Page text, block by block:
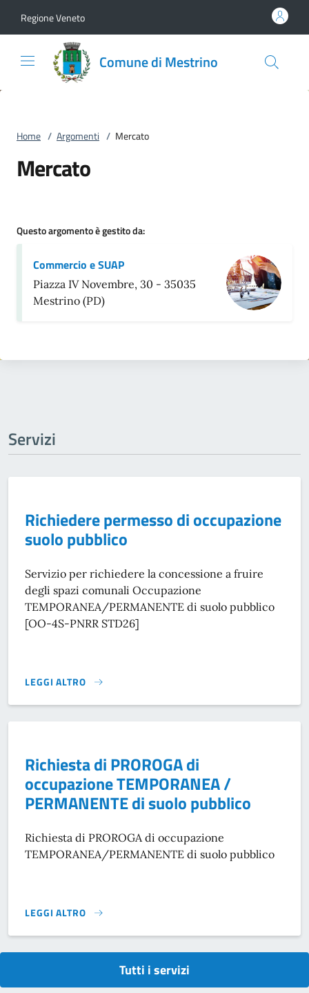
Regione Veneto
Comune di Mestrino
Home / Argomenti / Mercato
Mercato
Questo argomento è gestito da:
Commercio e SUAP
Piazza IV Novembre, 30 - 35035
Mestrino (PD)
Servizi
Richiedere permesso di occupazione
suolo pubblico
Servizio per richiedere la concessione a fruire
degli spazi comunali Occupazione
TEMPORANEA/PERMANENTE di suolo pubblico
[OO-4S-PNRR STD26]
LEGGI ALTRO
RICHIEDERE PERMESSO DI OCCUPAZIONE SUOLO
Richiesta di PROROGA di
occupazione TEMPORANEA /
PERMANENTE di suolo pubblico
Richiesta di PROROGA di occupazione
TEMPORANEA/PERMANENTE di suolo pubblico
LEGGI ALTRO
RICHIESTA DI PROROGA DI OCCUPAZIONE TEMPORANEA /
Tutti i servizi